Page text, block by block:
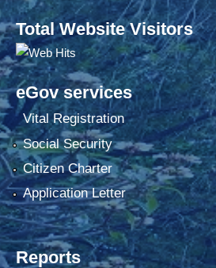
Total Website Visitors
eGov services
Vital Registration
Social Security
Citizen Charter
Application Letter
Reports